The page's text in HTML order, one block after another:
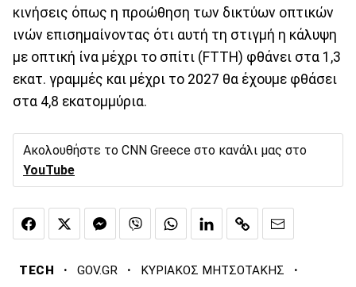
κινήσεις όπως η προώθηση των δικτύων οπτικών
ινών επισημαίνοντας ότι αυτή τη στιγμή η κάλυψη
με οπτική ίνα μέχρι το σπίτι (FTTH) φθάνει στα 1,3
εκατ. γραμμές και μέχρι το 2027 θα έχουμε φθάσει
στα 4,8 εκατομμύρια.
Ακολουθήστε το CNN Greece στο κανάλι μας στο
YouTube
TECH · GOV.GR · ΚΥΡΙΑΚΟΣ ΜΗΤΣΟΤΑΚΗΣ ·